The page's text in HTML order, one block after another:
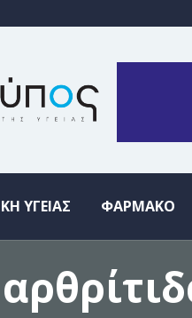
ΥΓΕΙΑΣ ΦΑΡΜΑΚΟ